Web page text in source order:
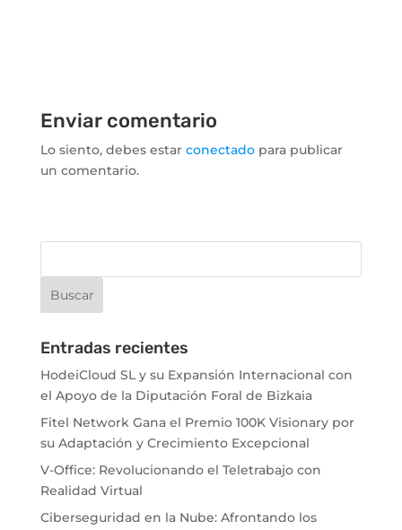
Enviar comentario
Lo siento, debes estar conectadopara publicar
un comentario.
Entradas recientes
HodeiCloud SL y su Expansión Internacional con
el Apoyo de la Diputación Foral de Bizkaia
Fitel Network Gana el Premio 100K Visionary por
su Adaptación y Crecimiento Excepcional
V-Office: Revolucionando el Teletrabajo con
Realidad Virtual
Ciberseguridad en la Nube: Afrontando los